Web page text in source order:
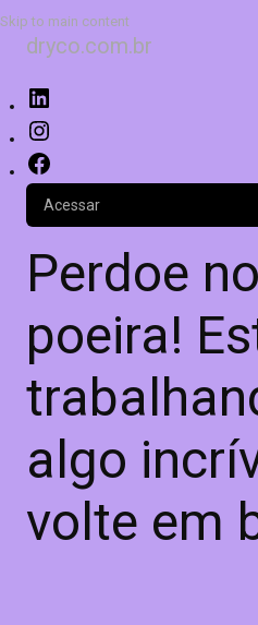
Skip to main content
dryco.com.br
Acessar
Perdoe
poeira!
algo
volte em